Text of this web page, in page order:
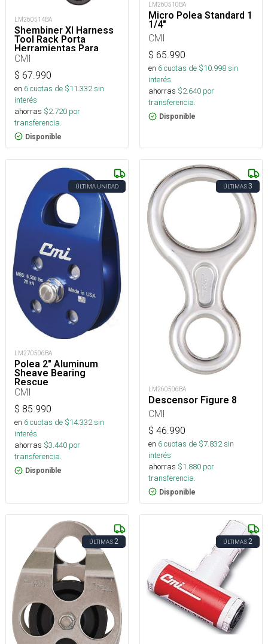
LM260514BA
Shembiner Xl Harness
Tool Rack Porta
Herramientas Para
Arnés
CMI
$ 67.990
en 6cuotas de $11.332sin
interés
ahorras $2.720 por
transferencia.
Disponible
LM260510BA
Micro Polea Standard 1
1/4"
CMI
$ 65.990
en 6cuotas de $10.998sin
interés
ahorras $2.640 por
transferencia.
Disponible
ÚLTIMA UNIDAD
LM270506BA
Polea 2" Aluminum
Sheave Bearing
Rescue
CMI
$ 85.990
en 6cuotas de $14.332sin
interés
ahorras $3.440 por
transferencia.
Disponible
ÚLTIMAS3
LM260506BA
Descensor Figure 8
CMI
$ 46.990
en 6cuotas de $7.832sin
interés
ahorras $1.880 por
transferencia.
Disponible
ÚLTIMAS2 ÚLTIMAS2